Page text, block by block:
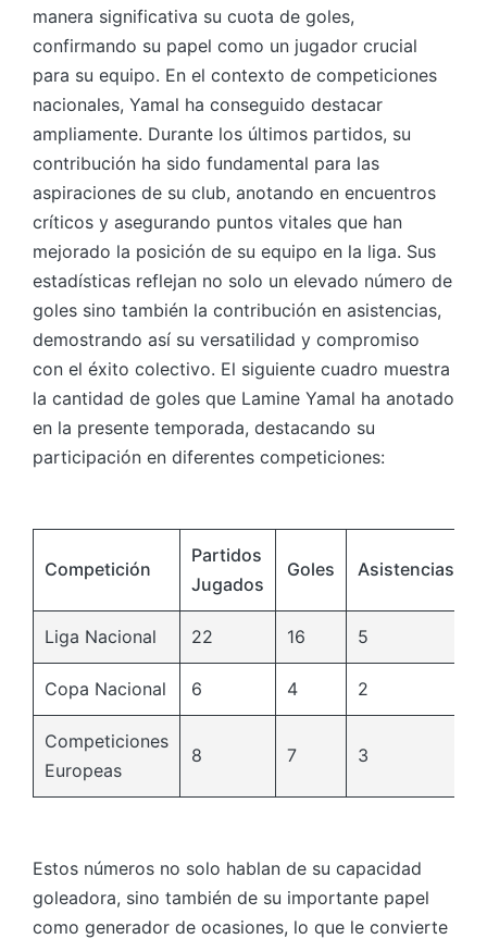
manera significativa su cuota de goles,
confirmando su papel como un jugador crucial
para su equipo. En el contexto de competiciones
nacionales, Yamal ha conseguido destacar
ampliamente. Durante los últimos partidos, su
contribución ha sido fundamental para las
aspiraciones de su club, anotando en encuentros
críticos y asegurando puntos vitales que han
mejorado la posición de su equipo en la liga. Sus
estadísticas reflejan no solo un elevado número de
goles sino también la contribución en asistencias,
demostrando así su versatilidad y compromiso
con el éxito colectivo. El siguiente cuadro muestra
la cantidad de goles que Lamine Yamal ha anotado
en la presente temporada, destacando su
participación en diferentes competiciones:
Competición
Partidos
Jugados
Goles Asistencias
Liga Nacional 22 16 5
Copa Nacional 6 4 2
Competiciones
Europeas
8 7 3
Estos números no solo hablan de su capacidad
goleadora, sino también de su importante papel
como generador de ocasiones, lo que le convierte